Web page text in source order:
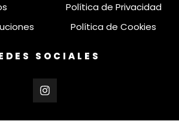
Política de Privacidad
Política de Cookies
SOCIALES